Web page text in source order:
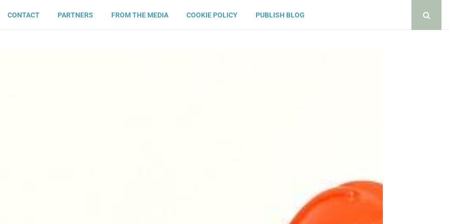
CONTACT PARTNERS FROM THE MEDIA COOKIE POLICY PUBLISH BLOG